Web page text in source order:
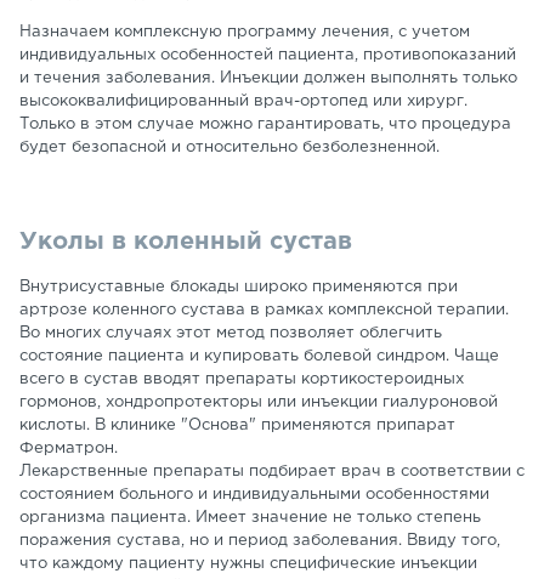
Назначаем комплексную программу лечения, с учетом
индивидуальных особенностей пациента, противопоказаний
и течения заболевания. Инъекции должен выполнять только
высококвалифицированный врач-ортопед или хирург.
Только в этом случае можно гарантировать, что процедура
будет безопасной и относительно безболезненной.
Уколы в коленный сустав
Внутрисуставные блокады широко применяются при
артрозе коленного сустава в рамках комплексной терапии.
Во многих случаях этот метод позволяет облегчить
состояние пациента и купировать болевой синдром. Чаще
всего в сустав вводят препараты кортикостероидных
гормонов, хондропротекторы или инъекции гиалуроновой
кислоты. В клинике "Основа" применяются припарат
Ферматрон.
Лекарственные препараты подбирает врач в соответствии с
состоянием больного и индивидуальными особенностями
организма пациента. Имеет значение не только степень
поражения сустава, но и период заболевания. Ввиду того,
что каждому пациенту нужны специфические инъекции